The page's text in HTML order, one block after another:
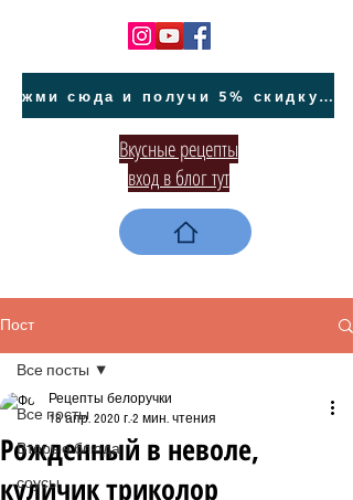
жми сюда и получи 5% скидку на покупку авто на Кипре и автообслуживание
Вкусные рецепты
вход в блог тут
Пост
Все посты
Вторые блюда
соусы
Все посты
Рожденный в неволе,
куличик триколор
Рецепты белоручки
18 апр. 2020 г.2 мин. чтения